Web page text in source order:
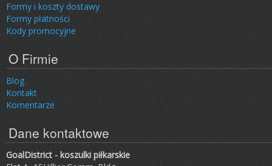
Formy i koszty dostawy
Formy płatności
Kody promocyjne
O Firmie
Blog
Kontakt
Komentarze
Dane kontaktowe
GoalDistrict - koszulki piłkarskie